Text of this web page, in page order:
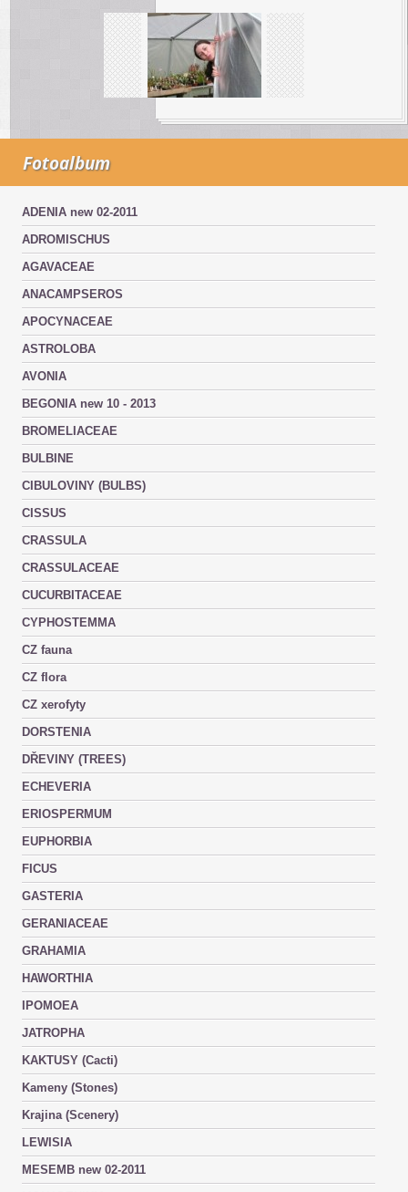
Fotoalbum
ADENIA new 02-2011
ADROMISCHUS
AGAVACEAE
ANACAMPSEROS
APOCYNACEAE
ASTROLOBA
AVONIA
BEGONIA new 10 - 2013
BROMELIACEAE
BULBINE
CIBULOVINY (BULBS)
CISSUS
CRASSULA
CRASSULACEAE
CUCURBITACEAE
CYPHOSTEMMA
CZ fauna
CZ flora
CZ xerofyty
DORSTENIA
DŘEVINY (TREES)
ECHEVERIA
ERIOSPERMUM
EUPHORBIA
FICUS
GASTERIA
GERANIACEAE
GRAHAMIA
HAWORTHIA
IPOMOEA
JATROPHA
KAKTUSY (Cacti)
Kameny (Stones)
Krajina (Scenery)
LEWISIA
MESEMB new 02-2011